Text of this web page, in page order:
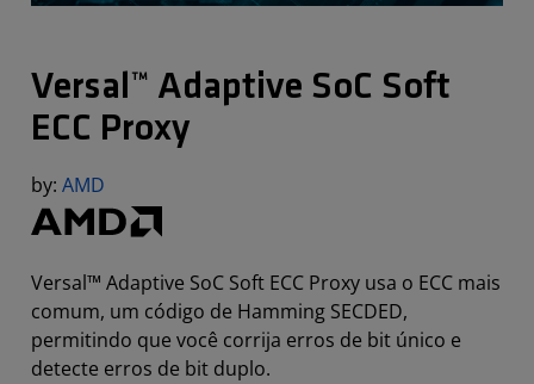
Versal™ Adaptive SoC Soft
ECC Proxy
by: AMD
Versal™ Adaptive SoC Soft ECC Proxy usa o ECC mais
comum, um código de Hamming SECDED,
permitindo que você corrija erros de bit único e
detecte erros de bit duplo.